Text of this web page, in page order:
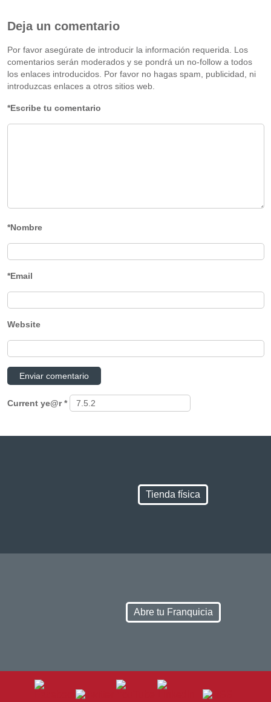
Deja un comentario
Por favor asegúrate de introducir la información requerida. Los
comentarios serán moderados y se pondrá un no-follow a todos
los enlaces introducidos. Por favor no hagas spam, publicidad, ni
introduzcas enlaces a otros sitios web.
*Escribe tu comentario
*Nombre
*Email
Website
Current ye@r*
Tienda física
Abre tu Franquicia